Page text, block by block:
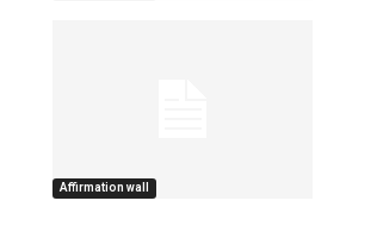
Affirmation wall